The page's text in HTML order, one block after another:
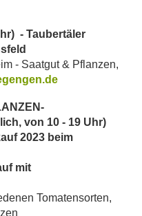
- Taubertäler
- Saatgut & Pflanzen,
von 10 - 19 Uhr)
2023 beim
mit
Tomatensorten,